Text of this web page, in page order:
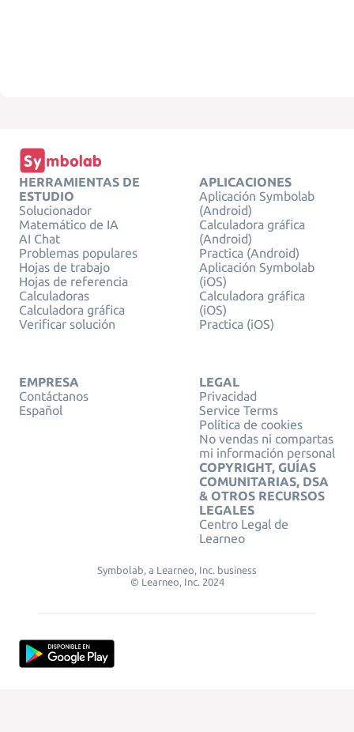
HERRAMIENTAS DE
ESTUDIO
Solucionador
Matemático de IA
AI Chat
Problemas populares
Hojas de trabajo
Hojas de referencia
Calculadoras
Calculadora gráfica
Verificar solución
APLICACIONES
Aplicación Symbolab
(Android)
Calculadora gráfica
(Android)
Practica (Android)
Aplicación Symbolab
(iOS)
Calculadora gráfica
(iOS)
Practica (iOS)
EMPRESA
Contáctanos
Español
LEGAL
Privacidad
Service Terms
Política de cookies
No vendas ni compartas
mi información personal
COPYRIGHT, GUÍAS
COMUNITARIAS, DSA
& OTROS RECURSOS
LEGALES
Centro Legal de
Learneo
Symbolab, a Learneo, Inc. business
© Learneo, Inc. 2024